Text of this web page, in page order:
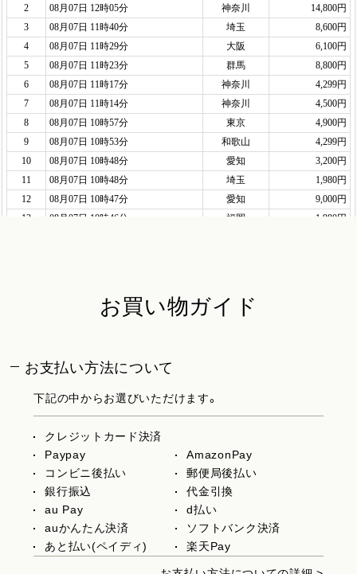
お買い物ガイド
お支払い方法について
下記の中からお選びいただけます。
クレジットカード決済
Paypay
AmazonPay
コンビニ後払い
郵便局後払い
銀行振込
代金引換
au Pay
d払い
auかんたん決済
ソフトバンク決済
あと払い(ペイディ)
楽天Pay